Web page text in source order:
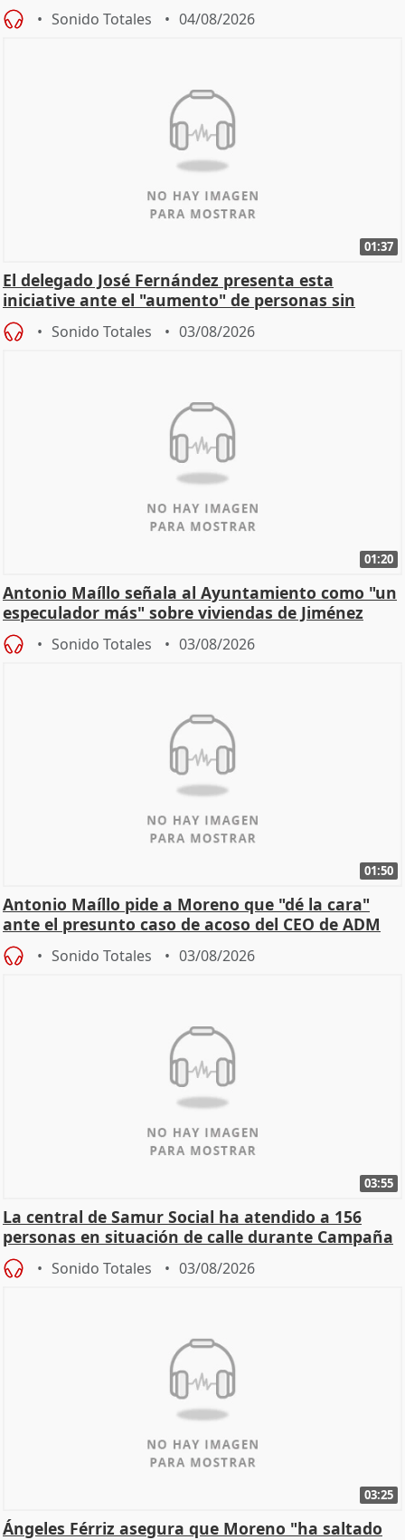
Sonido Totales 04/08/2026
01:37
El delegado José Fernández presenta esta
iniciative ante el "aumento" de personas sin
hogar en Madri
Sonido Totales 03/08/2026
01:20
Antonio Maíllo señala al Ayuntamiento como "un
especulador más" sobre viviendas de Jiménez
Becerril
Sonido Totales 03/08/2026
01:50
Antonio Maíllo pide a Moreno que "dé la cara"
ante el presunto caso de acoso del CEO de ADM
Sonido Totales 03/08/2026
03:55
La central de Samur Social ha atendido a 156
personas en situación de calle durante Campaña
de Calor
Sonido Totales 03/08/2026
03:25
Ángeles Férriz asegura que Moreno "ha saltado